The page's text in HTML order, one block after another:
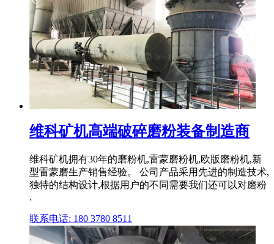
维科矿机高端破碎磨粉装备制造商
维科矿机拥有30年的磨粉机,雷蒙磨粉机,欧版磨粉机,新
型雷蒙磨生产销售经验。 公司产品采用先进的制造技术,
独特的结构设计,根据用户的不同需要我们还可以对磨粉
.
联系电话: 180 3780 8511